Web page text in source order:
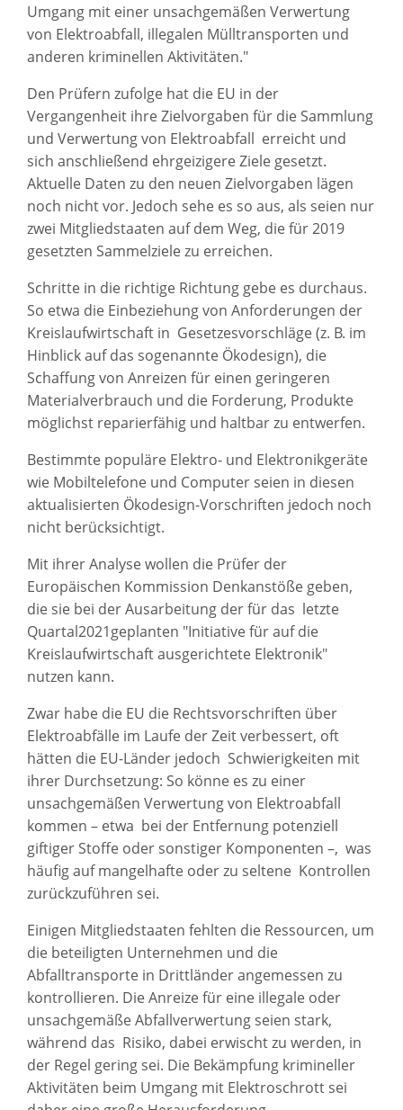
Umgang mit einer unsachgemäßen Verwertung
von Elektroabfall, illegalen Mülltransporten und
anderen kriminellen Aktivitäten."
Den Prüfern zufolge hat die EU in der
Vergangenheit ihre Zielvorgaben für die Sammlung
und Verwertung von Elektroabfall erreicht und
sich anschließend ehrgeizigere Ziele gesetzt.
Aktuelle Daten zu den neuen Zielvorgaben lägen
noch nicht vor. Jedoch sehe es so aus, als seien nur
zwei Mitgliedstaaten auf dem Weg, die für 2019
gesetzten Sammelziele zu erreichen.
Schritte in die richtige Richtung gebe es durchaus.
So etwa die Einbeziehung von Anforderungen der
Kreislaufwirtschaft in Gesetzesvorschläge (z. B. im
Hinblick auf das sogenannte Ökodesign), die
Schaffung von Anreizen für einen geringeren
Materialverbrauch und die Forderung, Produkte
möglichst reparierfähig und haltbar zu entwerfen.
Bestimmte populäre Elektro- und Elektronikgeräte
wie Mobiltelefone und Computer seien in diesen
aktualisierten Ökodesign-Vorschriften jedoch noch
nicht berücksichtigt.
Mit ihrer Analyse wollen die Prüfer der
Europäischen Kommission Denkanstöße geben,
die sie bei der Ausarbeitung der für das letzte
Quartal2021geplanten "Initiative für auf die
Kreislaufwirtschaft ausgerichtete Elektronik"
nutzen kann.
Zwar habe die EU die Rechtsvorschriften über
Elektroabfälle im Laufe der Zeit verbessert, oft
hätten die EU-Länder jedoch Schwierigkeiten mit
ihrer Durchsetzung: So könne es zu einer
unsachgemäßen Verwertung von Elektroabfall
kommen – etwa bei der Entfernung potenziell
giftiger Stoffe oder sonstiger Komponenten –, was
häufig auf mangelhafte oder zu seltene Kontrollen
zurückzuführen sei.
Einigen Mitgliedstaaten fehlten die Ressourcen, um
die beteiligten Unternehmen und die
Abfalltransporte in Drittländer angemessen zu
kontrollieren. Die Anreize für eine illegale oder
unsachgemäße Abfallverwertung seien stark,
während das Risiko, dabei erwischt zu werden, in
der Regel gering sei. Die Bekämpfung krimineller
Aktivitäten beim Umgang mit Elektroschrott sei